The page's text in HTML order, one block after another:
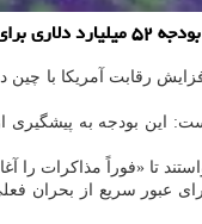
این بودجه به
تا «فوراً مذاکرات را